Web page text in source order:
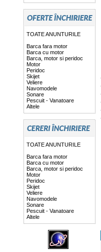
TOATE ANUNTURILE
Barca fara motor
Barca cu motor
Barca, motor si peridoc
Motor
Peridoc
Skijet
Veliere
Navomodele
Sonare
Pescuit - Vanatoare
Altele
TOATE ANUNTURILE
Barca fara motor
Barca cu motor
Barca, motor si peridoc
Motor
Peridoc
Skijet
Veliere
Navomodele
Sonare
Pescuit - Vanatoare
Altele